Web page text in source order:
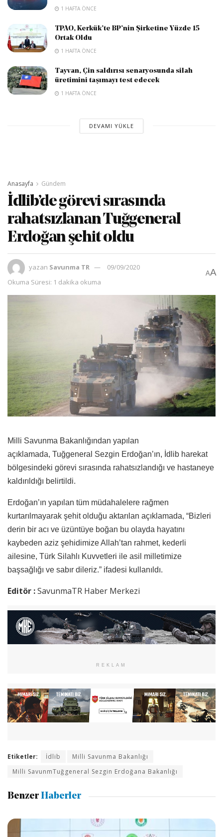
1 HAFTA ÖNCE
TPAO, Kerkük’te BP’nin Şirketine Yüzde 15
Ortak Oldu
1 HAFTA ÖNCE
Tayvan, Çin saldırısı senaryosunda silah
üretimini taşımayı test edecek
1 HAFTA ÖNCE
DEVAMI YÜKLE
Anasayfa Gündem
İdlib’de görevi sırasında
rahatsızlanan Tuğgeneral
Erdoğan şehit oldu
yazan Savunma TR
09/09/2020
Okuma Süresi: 1 dakika okuma
AA
Milli Savunma Bakanlığından yapılan
açıklamada, Tuğgeneral Sezgin Erdoğan’ın, İdlib harekat
bölgesindeki görevi sırasında rahatsızlandığı ve hastaneye
kaldırıldığı belirtildi.
Erdoğan’ın yapılan tüm müdahalelere rağmen
kurtarılmayarak şehit olduğu aktarılan açıklamada, “Bizleri
derin bir acı ve üzüntüye boğan bu olayda hayatını
kaybeden aziz şehidimize Allah’tan rahmet, kederli
ailesine, Türk Silahlı Kuvvetleri ile asil milletimize
başsağlığı ve sabır dileriz.” ifadesi kullanıldı.
Editör :SavunmaTR Haber Merkezi
REKLAM
Etiketler: İdlib
Milli Savunma Bakanlığı
Milli SavunmTuğgeneral Sezgin Erdoğana Bakanlığı
Benzer Haberler